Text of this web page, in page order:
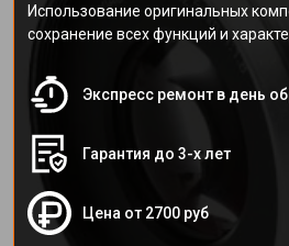
Использование оригинальных
сохранение всех функций и
Экспресс ремонт в день
Гарантия до 3-х лет
Цена от 2700 руб